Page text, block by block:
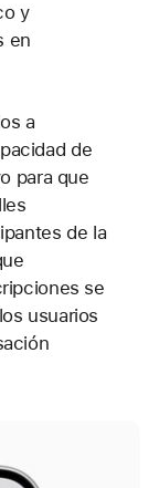
y
en
a
de
para que
de la
se
usuarios